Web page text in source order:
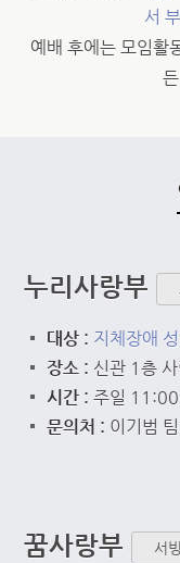
서
예배 후에는 모임활
누리사랑부
대상 : 지체장애
장소 : 신관 1층
시간 :주일 11:00
문의처 : 이기범
꿈사랑부 서